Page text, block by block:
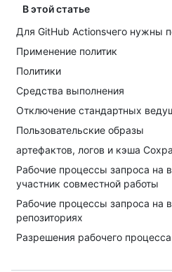
В этой статье
Для GitHub Actionsчего нужны
Применение политик
Политики
Средства выполнения
Отключение стандартных
Пользовательские образы
артефактов, логов и кэша
Рабочие процессы запроса на
участник совместной работы
Рабочие процессы запроса на
репозиториях
Разрешения рабочего процесса